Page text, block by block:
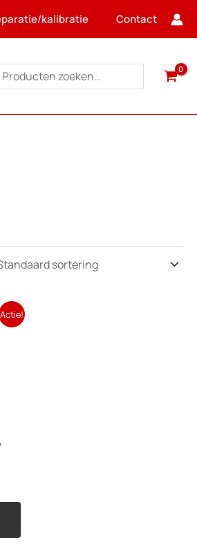
kalibratie Contact
Zoeken
Actie!